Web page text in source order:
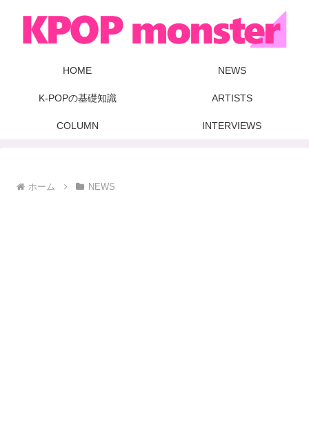
HOME NEWS
K-POPの基礎知識 ARTISTS
COLUMN INTERVIEWS
ホーム NEWS